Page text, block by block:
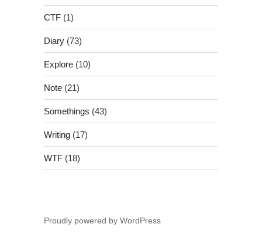
CTF(1)
Diary(73)
Explore(10)
Note(21)
Somethings (43)
Writing(17)
WTF(18)
Proudly powered by WordPress